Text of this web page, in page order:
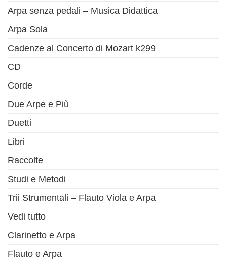
Arpa senza pedali – Musica Didattica
Arpa Sola
Cadenze al Concerto di Mozart k299
CD
Corde
Due Arpe e Più
Duetti
Libri
Raccolte
Studi e Metodi
Trii Strumentali – Flauto Viola e Arpa
Vedi tutto
Clarinetto e Arpa
Flauto e Arpa